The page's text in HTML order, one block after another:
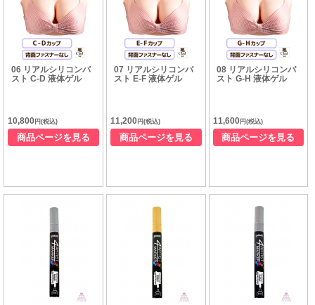
06 リアルシリコンバ
スト C-D 液体ゲル
10,800 円(税込)
商品ページを見る
07 リアルシリコンバ
スト E-F 液体ゲル
11,200円(税込)
商品ページを見る
08 リアルシリコンバ
スト G-H 液体ゲル
11,600円(税込)
商品ページを見る